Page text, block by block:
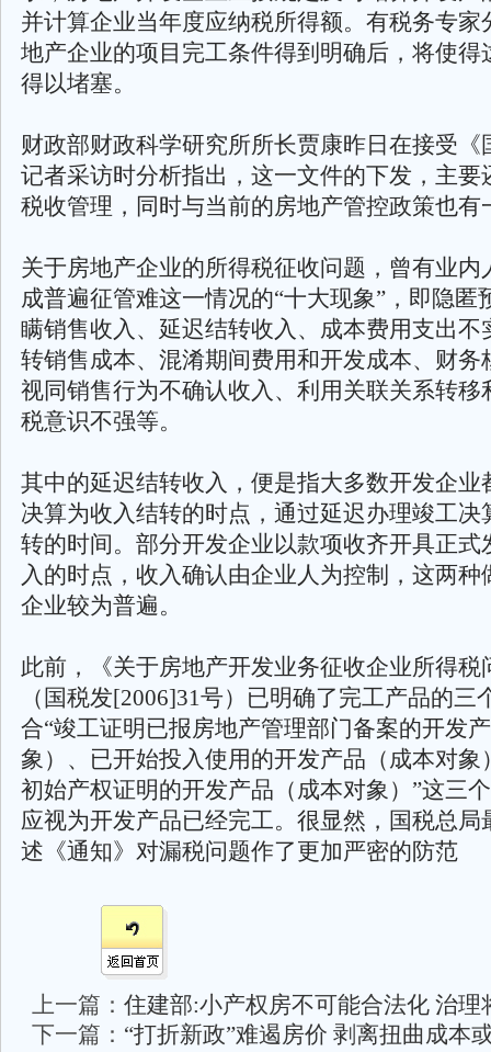
并计算企业当年度应纳税所得额。有税务专家
地产企业的项目完工条件得到明确后，将使得
得以堵塞。
财政部财政科学研究所所长贾康昨日在接受《
记者采访时分析指出，这一文件的下发，主要
税收管理，同时与当前的房地产管控政策也有
关于房地产企业的所得税征收问题，曾有业内
成普遍征管难这一情况的“十大现象”，即隐匿
瞒销售收入、延迟结转收入、成本费用支出不
转销售成本、混淆期间费用和开发成本、财务
视同销售行为不确认收入、利用关联关系转移
税意识不强等。
其中的延迟结转收入，便是指大多数开发企业
决算为收入结转的时点，通过延迟办理竣工决
转的时间。部分开发企业以款项收齐开具正式
入的时点，收入确认由企业人为控制，这两种
企业较为普遍。
此前，《关于房地产开发业务征收企业所得税
（国税发[2006]31号）已明确了完工产品的三
合“竣工证明已报房地产管理部门备案的开发
象）、已开始投入使用的开发产品（成本对象
初始产权证明的开发产品（成本对象）”这三
应视为开发产品已经完工。很显然，国税总局
述《通知》对漏税问题作了更加严密的防范
上一篇： 住建部:小产权房不可能合法化 治理
下一篇： “打折新政”难遏房价 剥离扭曲成本